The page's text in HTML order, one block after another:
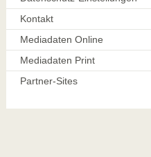
Kontakt
Mediadaten Online
Mediadaten Print
Partner-Sites